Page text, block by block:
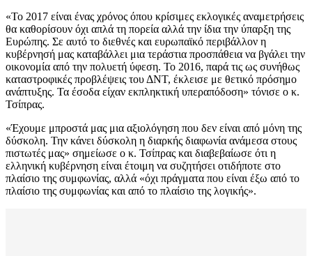
«Το 2017 είναι ένας χρόνος όπου κρίσιμες εκλογικές αναμετρήσεις
θα καθορίσουν όχι απλά τη πορεία αλλά την ίδια την ύπαρξη της
Ευρώπης. Σε αυτό το διεθνές και ευρωπαϊκό περιβάλλον η
κυβέρνησή μας καταβάλλει μια τεράστια προσπάθεια να βγάλει την
οικονομία από την πολυετή ύφεση. Το 2016, παρά τις ως συνήθως
καταστροφικές προβλέψεις του ΔΝΤ, έκλεισε με θετικό πρόσημο
ανάπτυξης. Τα έσοδα είχαν εκπληκτική υπεραπόδοση» τόνισε ο κ.
Τσίπρας.
«Έχουμε μπροστά μας μια αξιολόγηση που δεν είναι από μόνη της
δύσκολη. Την κάνει δύσκολη η διαρκής διαφωνία ανάμεσα στους
πιστωτές μας» σημείωσε ο κ. Τσίπρας και διαβεβαίωσε ότι η
ελληνική κυβέρνηση είναι έτοιμη να συζητήσει οτιδήποτε στο
πλαίσιο της συμφωνίας, αλλά «όχι πράγματα που είναι έξω από το
πλαίσιο της συμφωνίας και από το πλαίσιο της λογικής».